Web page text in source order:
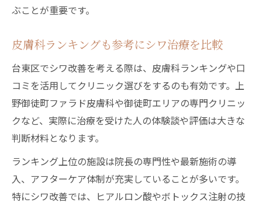
ぶことが重要です。
皮膚科ランキングも参考にシワ治療を比較
台東区でシワ改善を考える際は、皮膚科ランキングや口
コミを活用してクリニック選びをするのも有効です。上
野御徒町ファラド皮膚科や御徒町エリアの専門クリニッ
クなど、実際に治療を受けた人の体験談や評価は大きな
判断材料となります。
ランキング上位の施設は院長の専門性や最新施術の導
入、アフターケア体制が充実していることが多いです。
特にシワ改善では、ヒアルロン酸やボトックス注射の技